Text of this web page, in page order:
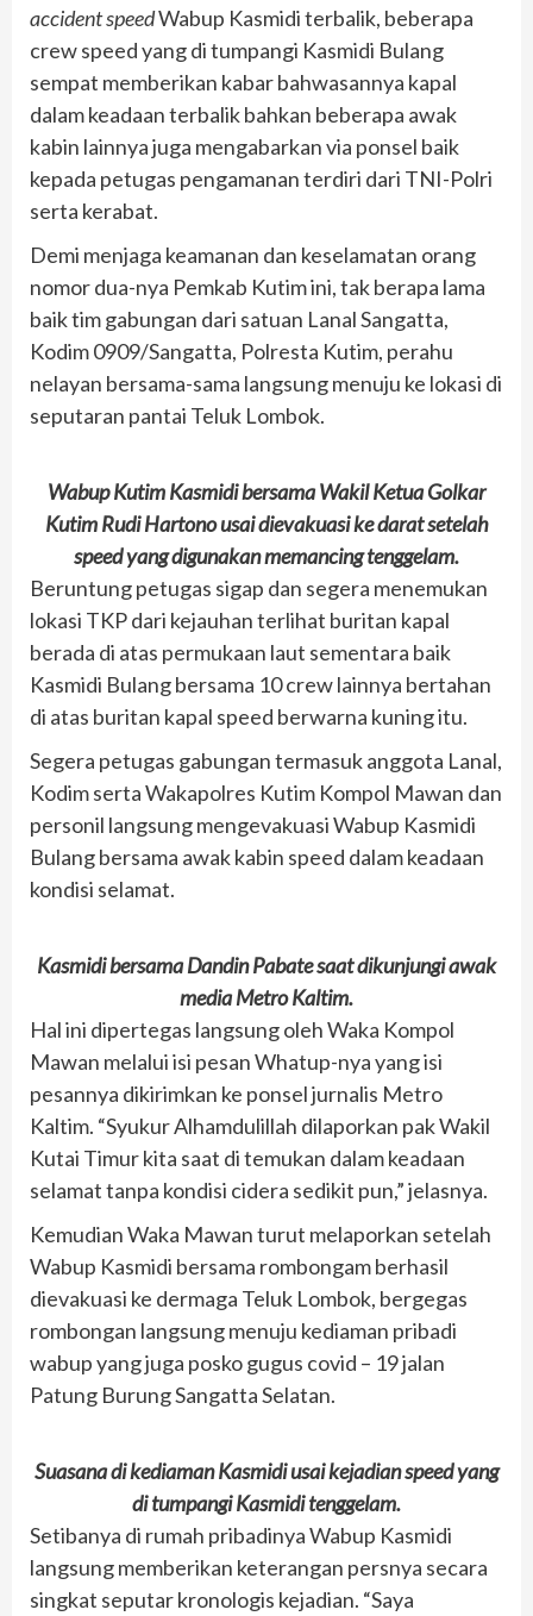
accident speedWabup Kasmidi terbalik, beberapa
crew speed yang di tumpangi Kasmidi Bulang
sempat memberikan kabar bahwasannya kapal
dalam keadaan terbalik bahkan beberapa awak
kabin lainnya juga mengabarkan via ponsel baik
kepada petugas pengamanan terdiri dari TNI-Polri
serta kerabat.
Demi menjaga keamanan dan keselamatan orang
nomor dua-nya Pemkab Kutim ini, tak berapa lama
baik tim gabungan dari satuan Lanal Sangatta,
Kodim 0909/Sangatta, Polresta Kutim, perahu
nelayan bersama-sama langsung menuju ke lokasi di
seputaran pantai Teluk Lombok.
Wabup Kutim Kasmidi bersama Wakil Ketua Golkar
Kutim Rudi Hartono usai dievakuasi ke darat setelah
speed yang digunakan memancing tenggelam.
Beruntung petugas sigap dan segera menemukan
lokasi TKP dari kejauhan terlihat buritan kapal
berada di atas permukaan laut sementara baik
Kasmidi Bulang bersama 10 crew lainnya bertahan
di atas buritan kapal speed berwarna kuning itu.
Segera petugas gabungan termasuk anggota Lanal,
Kodim serta Wakapolres Kutim Kompol Mawan dan
personil langsung mengevakuasi Wabup Kasmidi
Bulang bersama awak kabin speed dalam keadaan
kondisi selamat.
Kasmidi bersama Dandin Pabate saat dikunjungi awak
media Metro Kaltim.
Hal ini dipertegas langsung oleh Waka Kompol
Mawan melalui isi pesan Whatup-nya yang isi
pesannya dikirimkan ke ponsel jurnalis Metro
Kaltim. “Syukur Alhamdulillah dilaporkan pak Wakil
Kutai Timur kita saat di temukan dalam keadaan
selamat tanpa kondisi cidera sedikit pun,” jelasnya.
Kemudian Waka Mawan turut melaporkan setelah
Wabup Kasmidi bersama rombongam berhasil
dievakuasi ke dermaga Teluk Lombok, bergegas
rombongan langsung menuju kediaman pribadi
wabup yang juga posko gugus covid – 19 jalan
Patung Burung Sangatta Selatan.
Suasana di kediaman Kasmidi usai kejadian speed yang
di tumpangi Kasmidi tenggelam.
Setibanya di rumah pribadinya Wabup Kasmidi
langsung memberikan keterangan persnya secara
singkat seputar kronologis kejadian. “Saya